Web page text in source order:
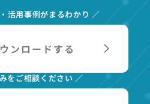
活用事例がまるわかり ／
ンロードする
をご相談ください ／